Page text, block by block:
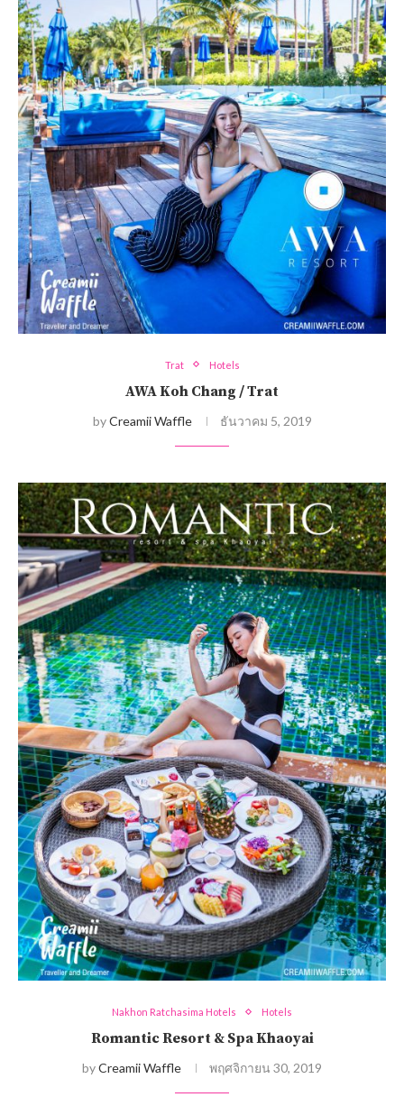
Trat Hotels
AWA Koh Chang / Trat
byCreamii Waffle ธันวาคม 5, 2019
Nakhon Ratchasima Hotels Hotels
Romantic Resort & Spa Khaoyai
byCreamii Waffle พฤศจิกายน 30, 2019